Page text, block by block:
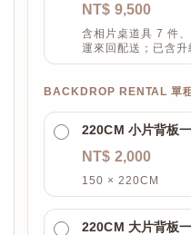
NT$ 9,500
含相片桌道具 7 件
運來回配送；已含
BACKDROP RENTAL 單
220CM 小片背板
NT$ 2,000
150 × 220CM
220CM 大片背板